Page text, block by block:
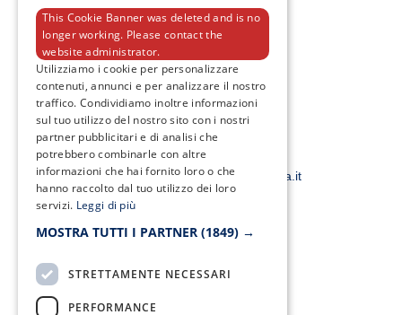
Fax:
0823/21034
Email:
smacampaniaspa@pec.it –info@smacampania.it
b
T
w
i
t
t
e
r
I
n
s
t
a
g
r
a
m
Y
o
u
t
u
b
e
This Cookie Banner was deleted and is no
longer working. Please contact the
website administrator.
Utilizziamo i cookie per personalizzare
contenuti, annunci e per analizzare il nostro
traffico. Condividiamo inoltre informazioni
sul tuo utilizzo del nostro sito con i nostri
partner pubblicitari e di analisi che
potrebbero combinarle con altre
informazioni che hai fornito loro o che
hanno raccolto dal tuo utilizzo dei loro
servizi. Leggi di più
MOSTRA TUTTI I PARTNER (1849) →
STRETTAMENTE NECESSARI
PERFORMANCE